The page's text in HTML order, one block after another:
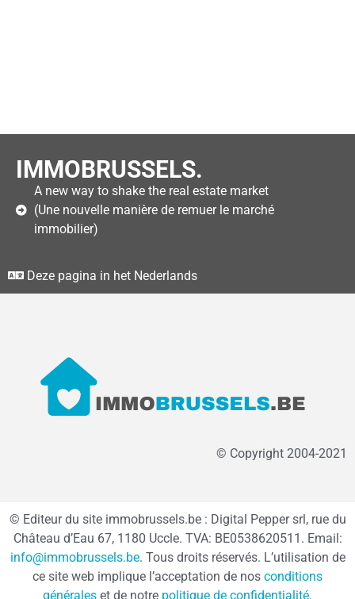
IMMOBRUSSELS.
A new way to shake the real estate market
(Une nouvelle manière de remuer le marché
immobilier)
Deze pagina in het Nederlands
© Copyright 2004-2021
© Editeur du site immobrussels.be : Digital Pepper srl, rue du
Château d’Eau 67, 1180 Uccle. TVA: BE0538620511. Email:
info@immobrussels.be. Tous droits réservés. L’utilisation de
ce site web implique l’acceptation de nos conditions
générales et de notre politique de confidentialité.